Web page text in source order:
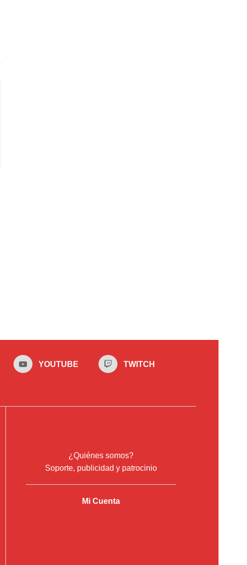
YOUTUBE TWITCH
¿Quiénes somos?
Soporte, publicidad y patrocinio
Mi Cuenta